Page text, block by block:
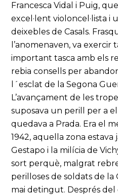
Francesca Vidal i Puig,
excel·lent violoncel·lista i
deixebles de Casals.
l’anomenaven, va exercir
important tasca amb els
rebia consells per
l´esclat de la Segona
L’avançament de les
suposava un perill per a
quedava a Prada. Era el
1942, aquella zona estava
Gestapo i la milícia de
sort perquè, malgrat
perilloses de soldats de la
mai detingut. Després